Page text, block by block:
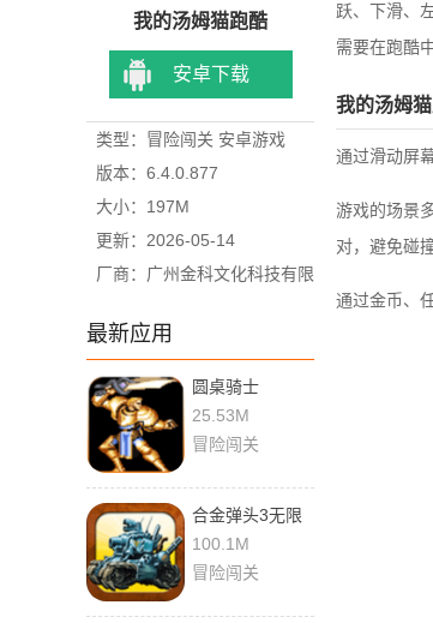
我的汤姆猫跑酷
安卓下载
类型：冒险闯关 安卓游戏
版本：6.4.0.877
大小：197M
更新：2026-05-14
厂商：广州金科文化科技有限
最新应用
圆桌骑士
2020.11.11.14
最新版
25.53M
冒险闯关
合金弹头3无限
生命版
v2021.01.15.1
100.1M
冒险闯关
跃、下滑、
需要在跑酷
我的汤姆
通过滑动屏
游戏的场景
对，避免碰
通过金币、